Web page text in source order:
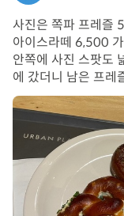
사진은 쪽파 프레즐
아이스라떼 6,500
안쪽에 사진 스팟도
에 갔더니 남은 프레